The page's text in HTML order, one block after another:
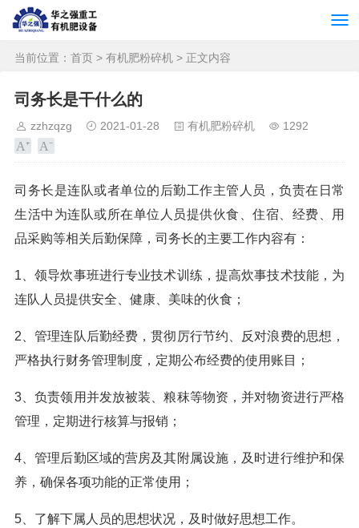
当前位置： 首页 > 有机肥粉碎机 > 正文内容
司务长是干什么的
zzhzqzg 2021-01-28 有机肥粉碎机 1292
司务长是连队或者单位的后勤工作主管人员，负责在日常
生活中为连队或所在单位人员提供伙食、住宿、经费、用
品采购等相关后勤保障，司务长的主要工作内容有：
1、领导炊事班进行专业技术训练，提高炊事技术技能，为
连队人员提供安全、健康、美味的伙食；
2、管理连队后勤经费，贯彻厉行节约、反对浪费的思想，
严格执行财务管理制度，定期公布经费的使用账目；
3、负责领用并发放被装、粮秣等物资，并对物资进行严格
管理，定期进行核算与报销；
4、管理后勤区域的营房及其附属设施，及时进行维护和保
养，确保各项功能的正常使用；
5、了解下属人员的思想状况，及时做好思想工作。